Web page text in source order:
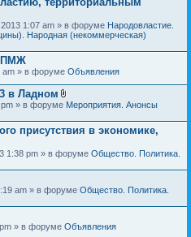
2013 1:07 am » в форуме Народовластие.
Народная (некоммерческая)
ПМЖ
am » в форуме Объявления
в Ладном
В
о
ж
н
и
я
pm » в форуме Мероприятия. Анонсы
присутствия в экономике,
1:38 pm » в форуме Общество. Политика.
am » в форуме Общество. Политика.
» в форуме Объявления